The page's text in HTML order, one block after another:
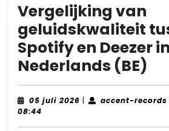
Vergelijking van
geluidskwaliteit
Spotify en Deezer
Nederlands (BE)
05 juli 2026 05
| accent-records
08:44